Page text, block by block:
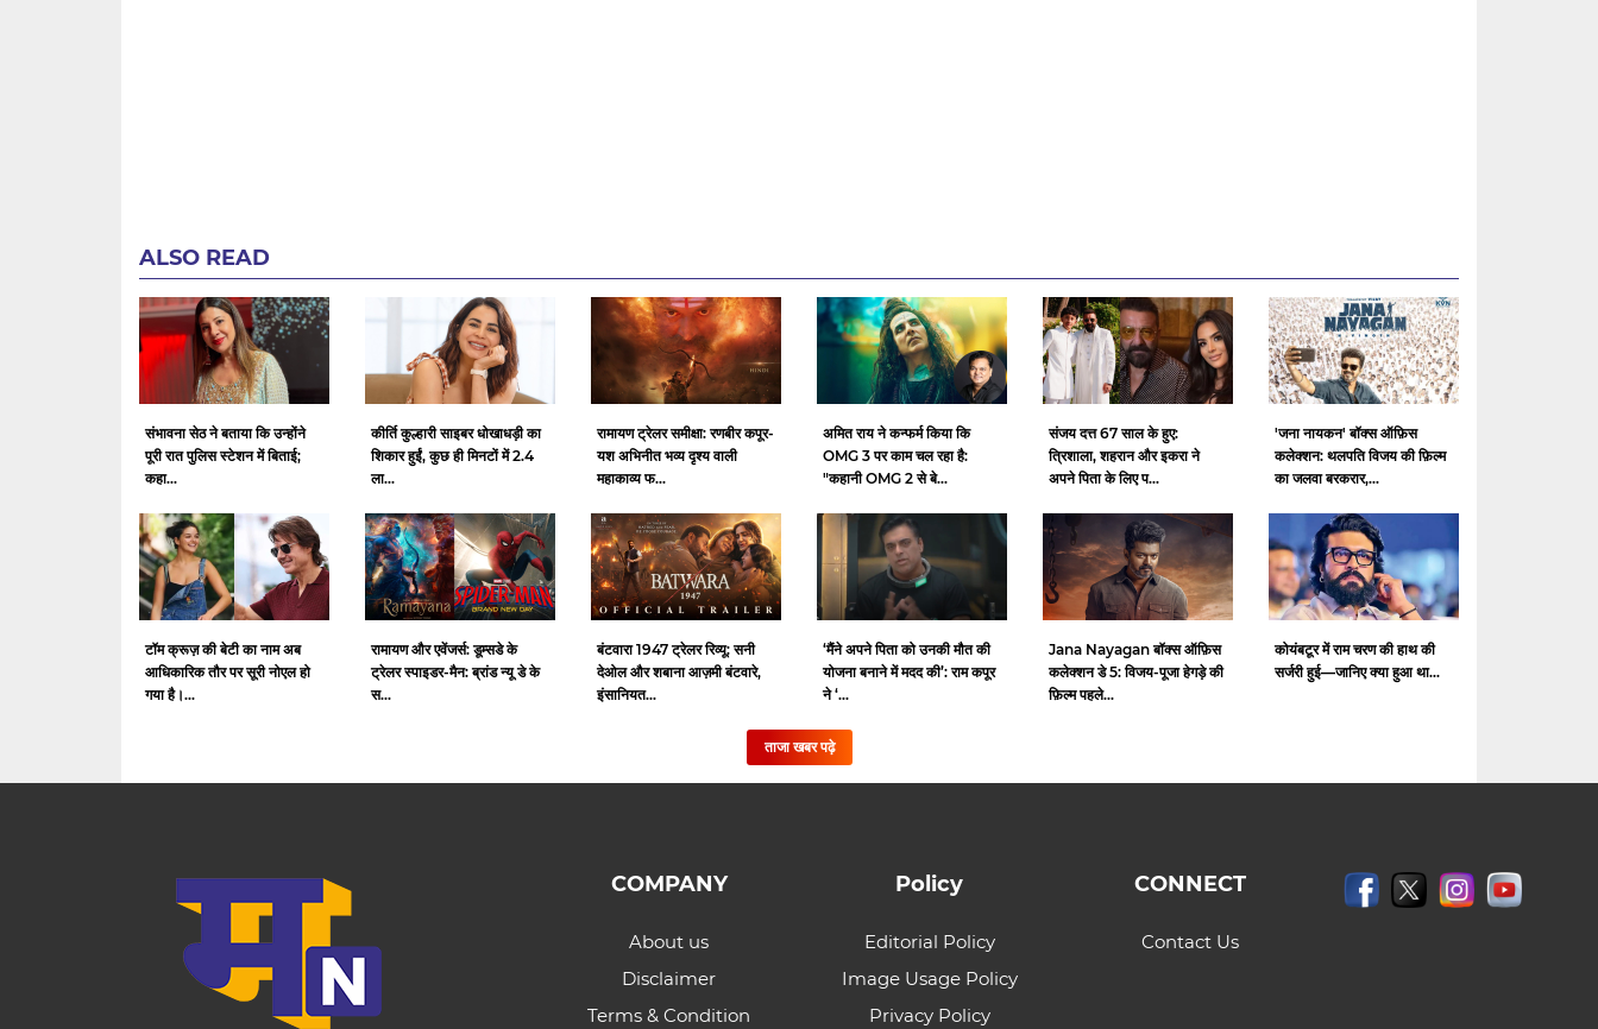
ALSO READ
संभावना सेठ ने बताया कि उन्होंने
पूरी रात पुलिस स्टेशन में बिताई;
कहा...
कीर्ति कुल्हारी साइबर धोखाधड़ी का
शिकार हुईं, कुछ ही मिनटों में 2.4
ला...
रामायण ट्रेलर समीक्षा: रणबीर कपूर-
यश अभिनीत भव्य दृश्य वाली
महाकाव्य फ...
अमित राय ने कन्फर्म किया कि
OMG 3 पर काम चल रहा है:
"कहानी OMG 2 से बे...
संजय दत्त 67 साल के हुए:
त्रिशाला, शहरान और इकरा ने
अपने पिता के लिए प...
'जना नायकन' बॉक्स ऑफ़िस
कलेक्शन: थलपति विजय की फ़िल्म
का जलवा बरकरार,...
टॉम क्रूज़ की बेटी का नाम अब
आधिकारिक तौर पर सूरी नोएल हो
गया है।...
रामायण और एवेंजर्स: डूम्सडे के
ट्रेलर स्पाइडर-मैन: ब्रांड न्यू डे के
स...
बंटवारा 1947 ट्रेलर रिव्यू: सनी
देओल और शबाना आज़मी बंटवारे,
इंसानियत...
‘मैंने अपने पिता को उनकी मौत की
योजना बनाने में मदद की’: राम कपूर
ने ‘...
Jana Nayagan बॉक्स ऑफ़िस
कलेक्शन डे 5: विजय-पूजा हेगड़े की
फ़िल्म पहले...
कोयंबटूर में राम चरण की हाथ की
सर्जरी हुई—जानिए क्या हुआ था...
ताजा खबर पढ़े
COMPANY
About us
Disclaimer
Terms & Condition
Policy
Editorial Policy
Image Usage Policy
Privacy Policy
CONNECT
Contact Us